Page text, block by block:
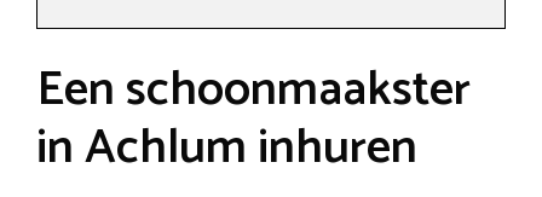
Een schoonmaakster
in Achlum inhuren